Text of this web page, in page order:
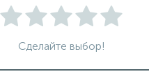
Сделайте выбор!